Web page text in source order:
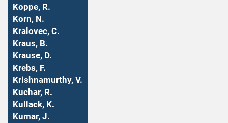
Koppe, R.
Korn, N.
Kralovec, C.
Kraus, B.
Krause, D.
Krebs, F.
Krishnamurthy, V.
Kuchar, R.
Kullack, K.
Kumar, J.